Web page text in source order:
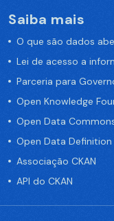
Saiba mais
O que são dados
Lei de acesso a
Parceria para
Open Knowledge
Open Data
Open Data Definition
Associação CKAN
API do CKAN